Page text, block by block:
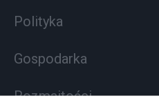
Polityka
Gospodarka
Rozmaitości